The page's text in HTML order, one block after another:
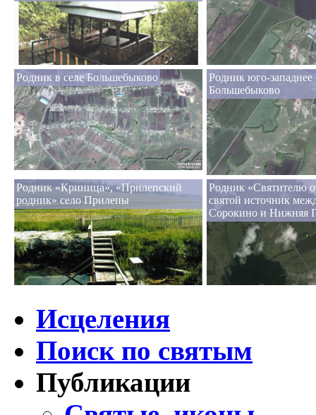
Родник в селе Большебыково
Родник юго-западнее
Большебыково
Родник «Криница», «Прилепский
родник» село Прилепы
Родник «Святителю
святой источник
Сорокино и Нижняя
Исцеления
Поиск по святым
Публикации